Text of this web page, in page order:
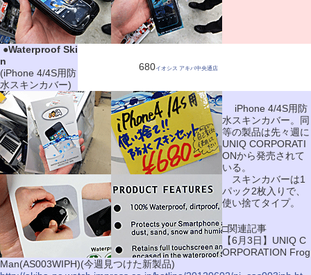
●Waterproof Ski
n
(iPhone 4/4S用防
水スキンカバー)
680イオシス アキバ中央通店
iPhone 4/4S用防
水スキンカバー。同
等の製品は先々週に
UNIQ CORPORATI
ONから発売されて
いる。
スキンカバーは1
パック2枚入りで、
使い捨てタイプ。
□関連記事
【6月3日】UNIQ C
ORPORATION Frog
Man(AS003WIPH)(今週見つけた新製品)